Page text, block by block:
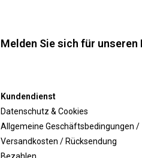
Melden Sie sich für
Kundendienst
Datenschutz & Cookies
Allgemeine Geschäftsbedingungen /
Versandkosten / Rücksendung